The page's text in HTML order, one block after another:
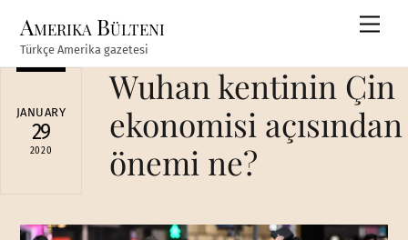
content
Amerika Bülteni
Türkçe Amerika gazetesi
JANUARY
29
2020
Wuhan kentinin Çin
ekonomisi açısından
önemi ne?